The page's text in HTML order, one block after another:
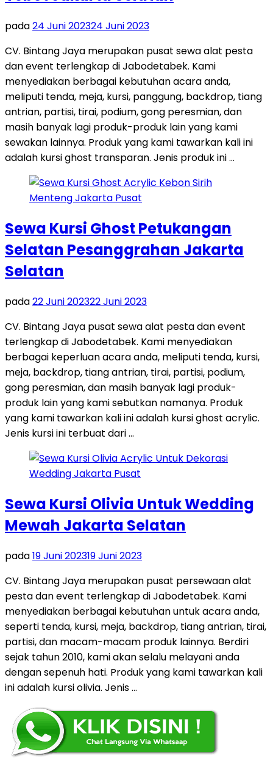
pada24 Juni 202324 Juni 2023
CV. Bintang Jaya merupakan pusat sewa alat pesta
dan event terlengkap di Jabodetabek. Kami
menyediakan berbagai kebutuhan acara anda,
meliputi tenda, meja, kursi, panggung, backdrop, tiang
antrian, partisi, tirai, podium, gong peresmian, dan
masih banyak lagi produk-produk lain yang kami
sewakan lainnya. Produk yang kami tawarkan kali ini
adalah kursi ghost transparan. Jenis produk ini …
Sewa Kursi Ghost Petukangan
Selatan Pesanggrahan Jakarta
Selatan
pada22 Juni 202322 Juni 2023
CV. Bintang Jaya pusat sewa alat pesta dan event
terlengkap di Jabodetabek. Kami menyediakan
berbagai keperluan acara anda, meliputi tenda, kursi,
meja, backdrop, tiang antrian, tirai, partisi, podium,
gong peresmian, dan masih banyak lagi produk-
produk lain yang kami sebutkan namanya. Produk
yang kami tawarkan kali ini adalah kursi ghost acrylic.
Jenis kursi ini terbuat dari …
Sewa Kursi Olivia Untuk Wedding
Mewah Jakarta Selatan
pada19 Juni 202319 Juni 2023
CV. Bintang Jaya merupakan pusat persewaan alat
pesta dan event terlengkap di Jabodetabek. Kami
menyediakan berbagai kebutuhan untuk acara anda,
seperti tenda, kursi, meja, backdrop, tiang antrian, tirai,
partisi, dan macam-macam produk lainnya. Berdiri
sejak tahun 2010, kami akan selalu melayani anda
dengan sepenuh hati. Produk yang kami tawarkan kali
ini adalah kursi olivia. Jenis …